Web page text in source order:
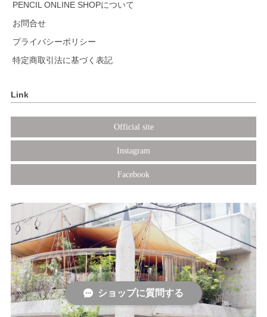
PENCIL ONLINE SHOPについて
お問合せ
プライバシーポリシー
特定商取引法に基づく表記
Link
Official site
Instagram
Facebook
ショップに質問する